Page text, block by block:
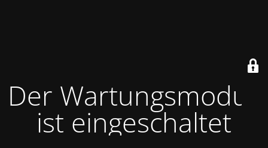
Der Wartungsmodus
ist eingeschaltet